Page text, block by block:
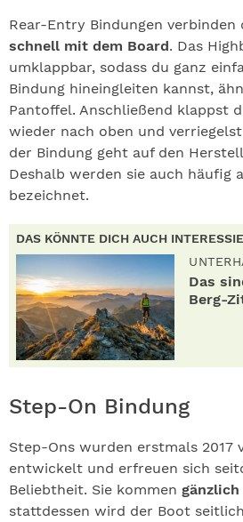
Rear-Entry Bindungen verbinden
schnell mit dem Board. Das
umklappbar, sodass du ganz
Bindung hineingleiten kannst,
Pantoffel. Anschließend klappst
wieder nach oben und
der Bindung geht auf den
Deshalb werden sie auch häufig
bezeichnet.
DAS KÖNNTE DICH AUCH
Das
Berg-
Step-On Bindung
Step-Ons wurden erstmals 2017
entwickelt und erfreuen sich
Beliebtheit. Sie kommen
stattdessen wird der Boot